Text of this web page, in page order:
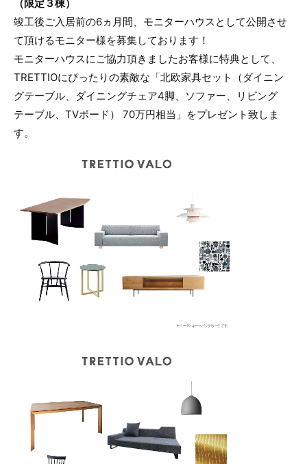
（限定３棟）
竣工後ご入居前の6ヵ月間、モニターハウスとして公開させ
て頂けるモニター様を募集しております！
モニターハウスにご協力頂きましたお客様に特典として、
TRETTIOにぴったりの素敵な「北欧家具セット（ダイニン
グテーブル、ダイニングチェア4脚、ソファー、リビング
テーブル、TVボード） 70万円相当」をプレゼント致しま
す。